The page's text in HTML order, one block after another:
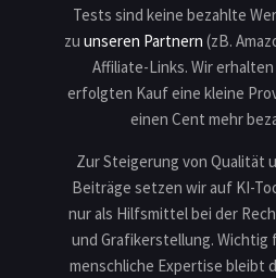
Tests sind keine bezahlte
zu unseren Partnern (zB.
Affiliate-Links. Wir
erfolgten Kauf eine kleine
einen Cent mehr
Zur Steigerung von Qualität
Beiträge setzen wir auf KI-
nur als Hilfsmittel bei der
und Grafikerstellung. Wichtig
menschliche Expertise bleibt